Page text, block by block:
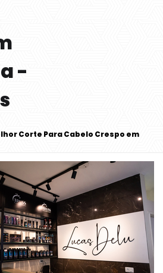
-
Corte Para Cabelo Crespo em